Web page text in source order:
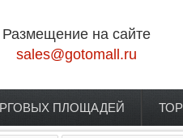
Размещение на сайте
sales@gotomall.ru
ПЛОЩАДЕЙ